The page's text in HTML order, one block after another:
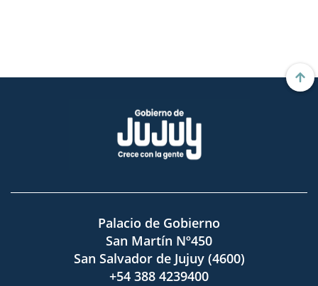
Palacio de Gobierno
San Martín Nº450
San Salvador de Jujuy (4600)
+54 388 4239400